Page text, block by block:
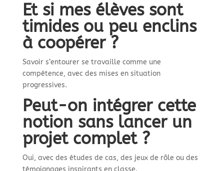
Et si mes élèves sont
timides ou peu enclins
à coopérer ?
Savoir s’entourer se travaille comme une
compétence, avec des mises en situation
progressives.
Peut-on intégrer cette
notion sans lancer un
projet complet ?
Oui, avec des études de cas, des jeux de rôle ou des
témoignages inspirants en classe.